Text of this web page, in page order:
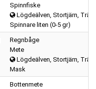
Spinnfiske
Lögdeälven, Stortjärn,
Spinnare liten (0-5 gr)
Regnbåge
Mete
Lögdeälven, Stortjärn,
Mask
Bottenmete